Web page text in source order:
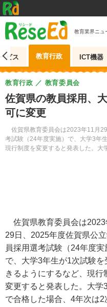
教育業界ニュ
ビス 教育行政 ICT機器
佐賀県の教員採用、
可に変更
佐賀県教育委員会は2023年11月
考試験（24年度実施）で、大学3年
現行制度を変更すると発表した。大
教育行政 教育委員会
佐賀県教育委員会は2023
29日、2025年度佐賀県公
員採用選考試験（24年度実
で、大学3年生が1次試験を
きるようにするなど、現行
変更すると発表した。大学
で合格した場合、4年次は2